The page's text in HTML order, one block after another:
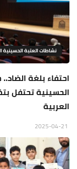
نشاطات العتبة
احتفاء بلغة
الحسينية تحتفل
العربية